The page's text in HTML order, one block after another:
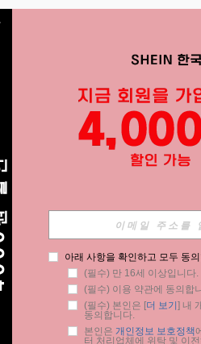
로 시도하십시오.
서 저희를 찾아주세요 APP
STYLE NEWS에 등록하세요.
82
인
아래 사항을 확인하고 모두 동
(필수) 만 16세 이상입니다.
(필수) 이용 약관에 동의합
(필수) 본인은 [더 보기 ] 내
동의합니다.
본인은 개인정보 보호정책
터 처리업체에 위탁 및 이